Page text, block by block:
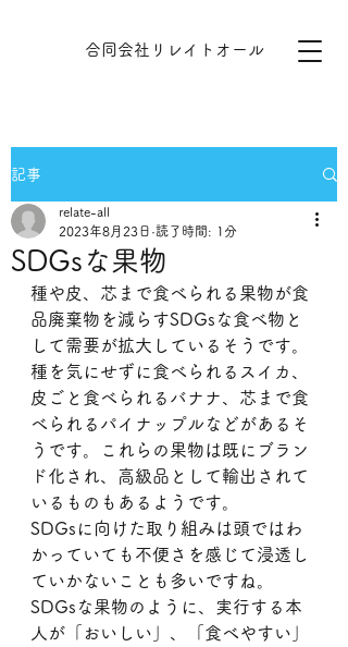
​​合同会社リレイトオール
記事
SDGsな果物
relate-all
2023年8月23日 読了時間: 1分
種や皮、芯まで食べられる果物が食
品廃棄物を減らすSDGsな食べ物と
して需要が拡大しているそうです。
種を気にせずに食べられるスイカ、
皮ごと食べられるバナナ、芯まで食
べられるパイナップルなどがあるそ
うです。これらの果物は既にブラン
ド化され、高級品として輸出されて
いるものもあるようです。
SDGsに向けた取り組みは頭ではわ
かっていても不便さを感じて浸透し
ていかないことも多いですね。
SDGsな果物のように、実行する本
人が「おいしい」、「食べやすい」